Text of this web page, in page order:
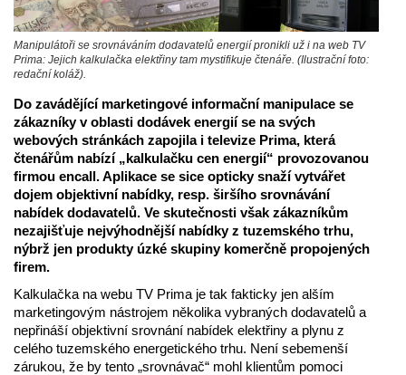
Manipulátoři se srovnáváním dodavatelů energií pronikli už i na web TV
Prima: Jejich kalkulačka elektřiny tam mystifikuje čtenáře. (Ilustrační foto:
redační koláž).
Do zavádějící marketingové informační manipulace se
zákazníky v oblasti dodávek energií se na svých
webových stránkách zapojila i televize Prima, která
čtenářům nabízí „kalkulačku cen energií“ provozovanou
firmou encall. Aplikace se sice opticky snaží vytvářet
dojem objektivní nabídky, resp. širšího srovnávání
nabídek dodavatelů. Ve skutečnosti však zákazníkům
nezajišťuje nejvýhodnější nabídky z tuzemského trhu,
nýbrž jen produkty úzké skupiny komerčně propojených
firem.
Kalkulačka na webu TV Prima je tak fakticky jen alším
marketingovým nástrojem několika vybraných dodavatelů a
nepřináší objektivní srovnání nabídek elektřiny a plynu z
celého tuzemského energetického trhu. Není sebemenší
zárukou, že by tento „srovnávač“ mohl klientům pomoci